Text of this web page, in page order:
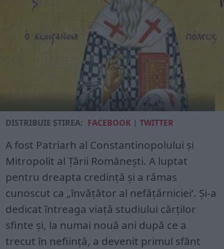
DISTRIBUIE ȘTIREA: FACEBOOK |TWITTER
A fost Patriarh al Constantinopolului și
Mitropolit al Țării Românești. A luptat
pentru dreapta credință și a rămas
cunoscut ca „învățător al nefățărniciei’. Și-a
dedicat întreaga viață studiului cărților
sfinte și, la numai nouă ani după ce a
trecut în neființă, a devenit primul sfânt